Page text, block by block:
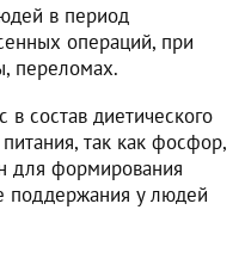
в период
операций, при
переломах.
состав диетического
так как фосфор,
для формирования
поддержания у людей